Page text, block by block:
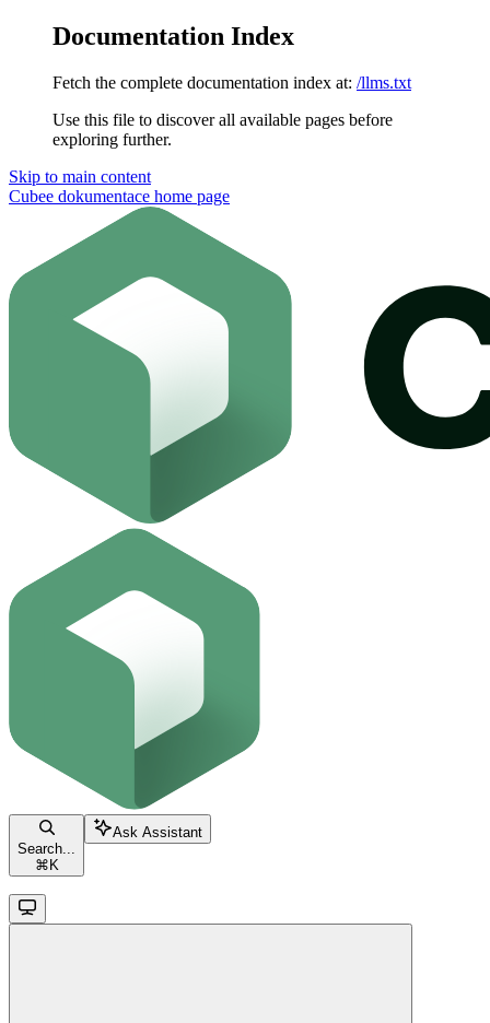
Documentation Index
Fetch the complete documentation index at: /llms.txt
Use this file to discover all available pages before
exploring further.
Skip to main content
Cubee dokumentace home page
Search...
⌘ K
Ask Assistant